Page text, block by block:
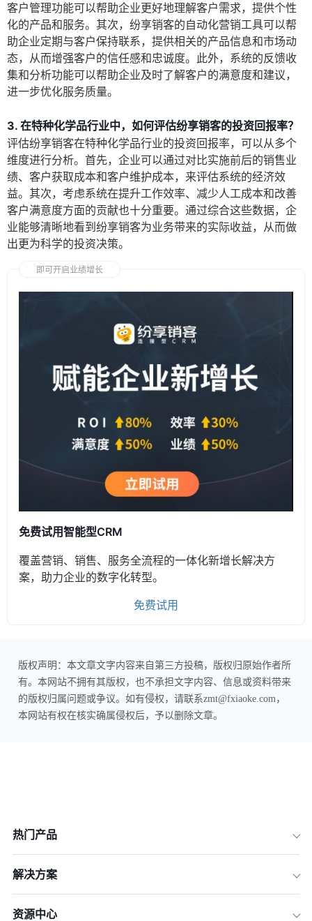
客户管理功能可以帮助企业更好地理解客户需求，提供个性
化的产品和服务。其次，纷享销客的自动化营销工具可以帮
助企业定期与客户保持联系，提供相关的产品信息和市场动
态，从而增强客户的信任感和忠诚度。此外，系统的反馈收
集和分析功能可以帮助企业及时了解客户的满意度和建议，
进一步优化服务质量。
3. 在特种化学品行业中，如何评估纷享销客的投资回报率？
评估纷享销客在特种化学品行业的投资回报率，可以从多个
维度进行分析。首先，企业可以通过对比实施前后的销售业
绩、客户获取成本和客户维护成本，来评估系统的经济效
益。其次，考虑系统在提升工作效率、减少人工成本和改善
客户满意度方面的贡献也十分重要。通过综合这些数据，企
业能够清晰地看到纷享销客为业务带来的实际收益，从而做
出更为科学的投资决策。
即可开启业绩增长
免费试用智能型CRM
覆盖营销、销售、服务全流程的一体化新增长解决方
案，助力企业的数字化转型。
免费试用
版权声明：本文章文字内容来自第三方投稿，版权归原始作者所
有。本网站不拥有其版权，也不承担文字内容、信息或资料带来
的版权归属问题或争议。如有侵权，请联系zmt@fxiaoke.com，
本网站有权在核实确属侵权后，予以删除文章。
热门产品
解决方案
资源中心